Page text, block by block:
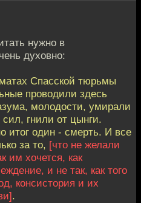
нужно в
духовно:
Спасской тюрьмы
проводили здесь
молодости, умирали
гнили от цынги.
итог один - смерть. И все
за то, [что не желали
им хочется, как
и не так, как того
консистория и их
.